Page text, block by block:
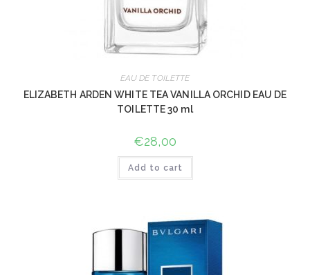
EAU DE TOILETTE
ELIZABETH ARDEN WHITE TEA VANILLA ORCHID EAU DE
TOILETTE 30 ml
€28,00
Add to cart